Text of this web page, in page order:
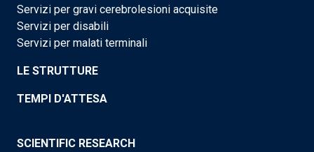
Servizi per gravi cerebrolesioni acquisite
Servizi per disabili
Servizi per malati terminali
LE STRUTTURE
TEMPI D'ATTESA
SCIENTIFIC RESEARCH